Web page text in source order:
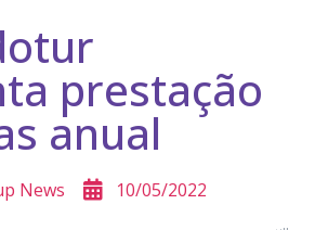
prestação
anual
News 10/05/2022